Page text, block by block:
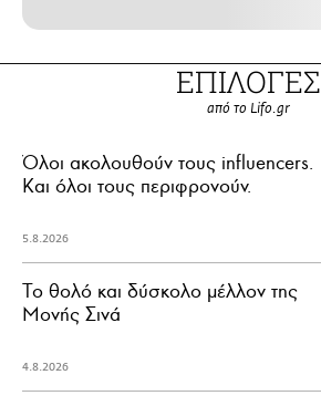
ΕΠΙΛΟΓΕΣ
από το Lifo.gr
Όλοι ακολουθούν τους influencers.
Και όλοι τους περιφρονούν.
5.8.2026
Το θολό και δύσκολο μέλλον της
Μονής Σινά
4.8.2026